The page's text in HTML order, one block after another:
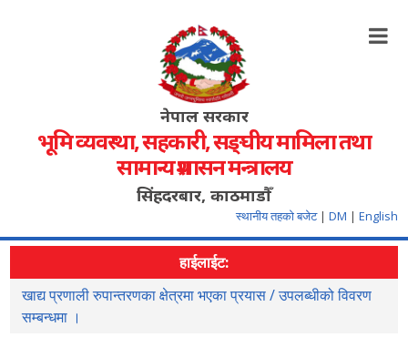
नेपाल सरकार
भूमि व्यवस्था, सहकारी, सङ्‍घीय मामिला तथा
सामान्य प्रशासन मन्त्रालय
सिंहदरबार, काठमाडौँ
स्थानीय तहको बजेट | DM | English
हाईलाईट:
खाद्य प्रणाली रुपान्तरणका क्षेत्रमा भएका प्रयास / उपलब्धीको विवरण
सम्बन्धमा ।